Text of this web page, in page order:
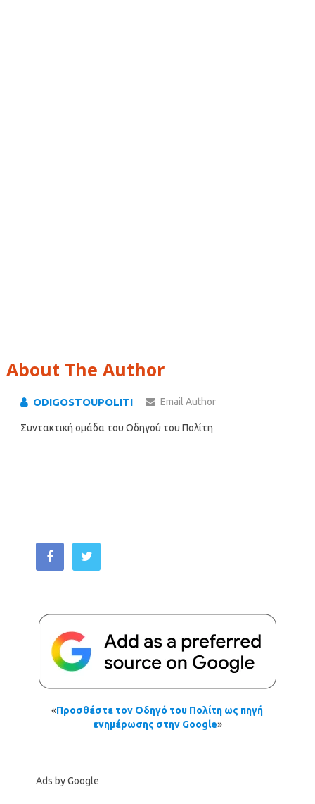
About The Author
ODIGOSTOUPOLITI Email Author
Συντακτική ομάδα του Οδηγού του Πολίτη
«Προσθέστε τον Οδηγό του Πολίτη ως πηγή
ενημέρωσης στην Google»
Ads by Google